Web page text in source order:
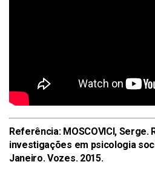
Referência: MOSCOVICI, Serge.
investigações em psicologia
Janeiro. Vozes. 2015.